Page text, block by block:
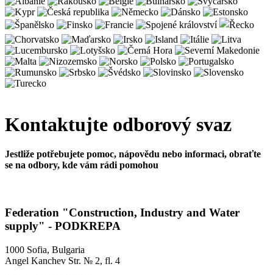
Kontaktujte odborový svaz
Jestliže potřebujete pomoc, nápovědu nebo informaci, obraťte
se na odbory, kde vám rádi pomohou
Federation "Construction, Industry and Water
supply" - PODKREPA
1000 Sofia, Bulgaria
Angel Kanchev Str. № 2, fl. 4